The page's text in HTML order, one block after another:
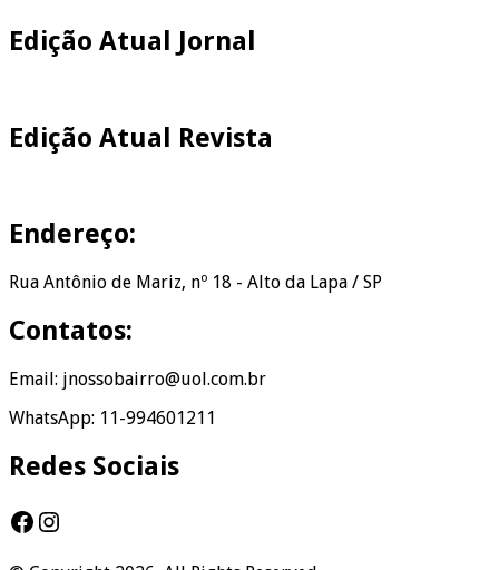
Edição Atual Jornal
Edição Atual Revista
Endereço:
Rua Antônio de Mariz, nº 18 - Alto da Lapa / SP
Contatos:
Email: jnossobairro@uol.com.br
WhatsApp: 11-994601211
Redes Sociais
Facebook
Instagram